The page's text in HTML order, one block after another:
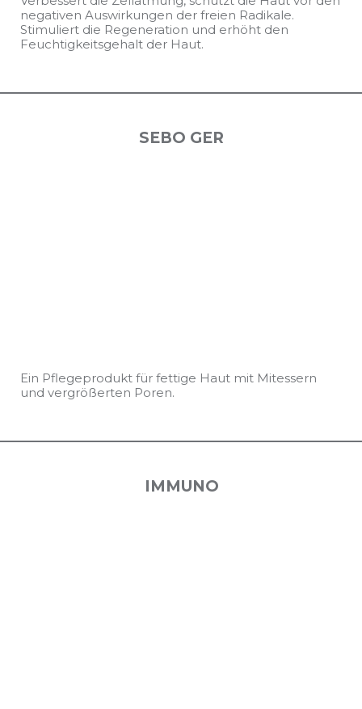
negativen Auswirkungen der freien Radikale.
Stimuliert die Regeneration und erhöht den
Feuchtigkeitsgehalt der Haut.
SEBO GER
Ein Pflegeprodukt für fettige Haut mit Mitessern
und vergrößerten Poren.
IMMUNO